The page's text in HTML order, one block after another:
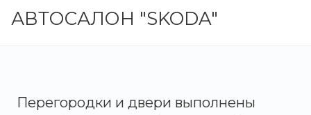
АВТОСАЛОН "SKODA"
Перегородки и двери выполнены